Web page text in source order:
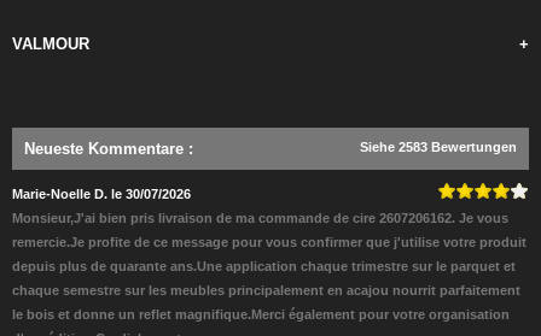
VALMOUR +
Neueste Kommentare : Siehe 2583 Bewertungen
Marie-Noelle D. le 30/07/2026
Monsieur,J'ai bien pris livraison de ma commande de cire 2607206162. Je vous
remercie.Je profite de ce message pour vous confirmer que j'utilise votre produit
depuis plus de quarante ans.Une application chaque trimestre sur le parquet et
chaque semestre sur les meubles principalement en acajou nourrit parfaitement
le bois et donne un reflet magnifique.Merci également pour votre organisation